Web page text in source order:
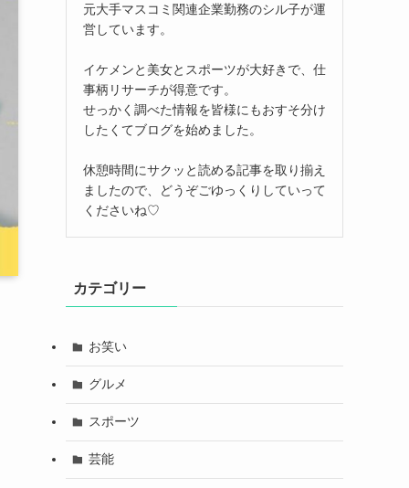
元大手マスコミ関連企業勤務のシル子が運
営しています。
イケメンと美女とスポーツが大好きで、仕
事柄リサーチが得意です。
せっかく調べた情報を皆様にもおすそ分け
したくてブログを始めました。
休憩時間にサクッと読める記事を取り揃え
ましたので、どうぞごゆっくりしていって
くださいね♡
カテゴリー
お笑い
グルメ
スポーツ
芸能